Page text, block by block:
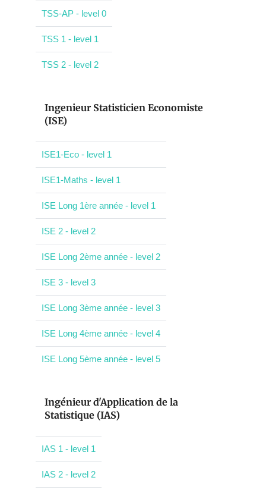
TSS-AP - level 0
TSS 1 - level 1
TSS 2 - level 2
Ingenieur Statisticien Economiste
(ISE)
ISE1-Eco - level 1
ISE1-Maths - level 1
ISE Long 1ère année - level 1
ISE 2 - level 2
ISE Long 2ème année - level 2
ISE 3 - level 3
ISE Long 3ème année - level 3
ISE Long 4ème année - level 4
ISE Long 5ème année - level 5
Ingénieur d'Application de la
Statistique (IAS)
IAS 1 - level 1
IAS 2 - level 2